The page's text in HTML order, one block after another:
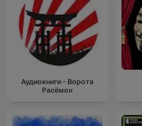
Аудиокниги - Ворота
Расёмон